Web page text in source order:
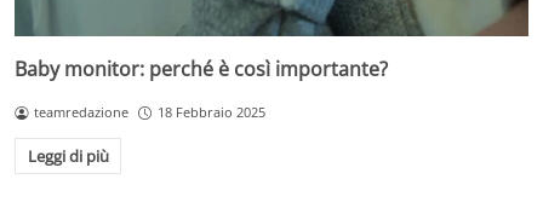
Baby monitor: perché è così importante?
teamredazione 18 Febbraio 2025
Leggi di più